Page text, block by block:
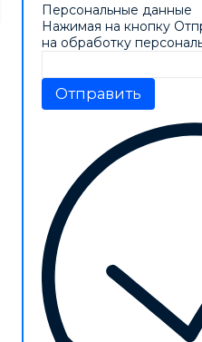
Персональные данные
Нажимая на кнопку
на обработку
Отправить